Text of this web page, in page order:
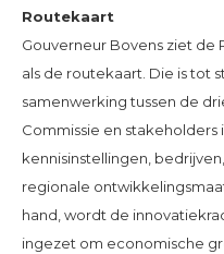
Routekaart
Gouverneur Bovens ziet de
als de routekaart. Die is tot
samenwerking tussen de
Commissie en stakeholders
kennisinstellingen,
regionale
hand, wordt de
ingezet om economische